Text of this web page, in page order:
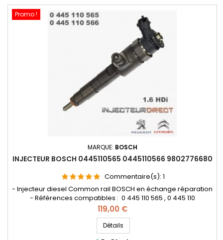
Promo !
MARQUE: BOSCH
INJECTEUR BOSCH 0445110565 0445110566 9802776680
Commentaire(s): 1
- Injecteur diesel Common rail BOSCH en échange réparation
- Références compatibles : 0 445 110 565 , 0 445 110
566 , 9802776680 , 98 027 76680 - Pour motorisation Peugeot
Citroen PSA 1.6 HDI Pièce d’origine
Prix
119,00 €
Détails